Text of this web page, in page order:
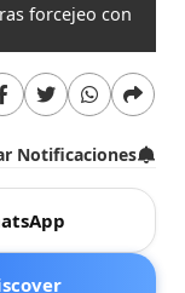
forcejeo con
Notificaciones